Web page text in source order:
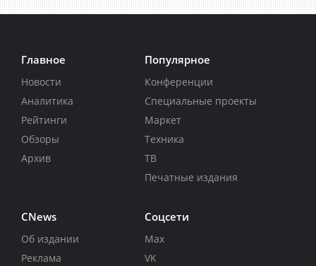
Главное
Новости
Аналитика
Рейтинги
Обзоры
Архив
Популярное
Конференции
Специальные проекты
Маркет
Техника
ТВ
Печатные издания
CNews
Об издании
Реклама
Соцсети
Max
VK